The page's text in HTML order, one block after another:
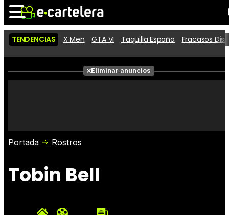
Noticias Cartelera
Películas
Críticas
TENDENCIAS X Men GTA VI Taquilla España Fracasos
Eliminar anuncios
Portada Rostros
Tobin Bell